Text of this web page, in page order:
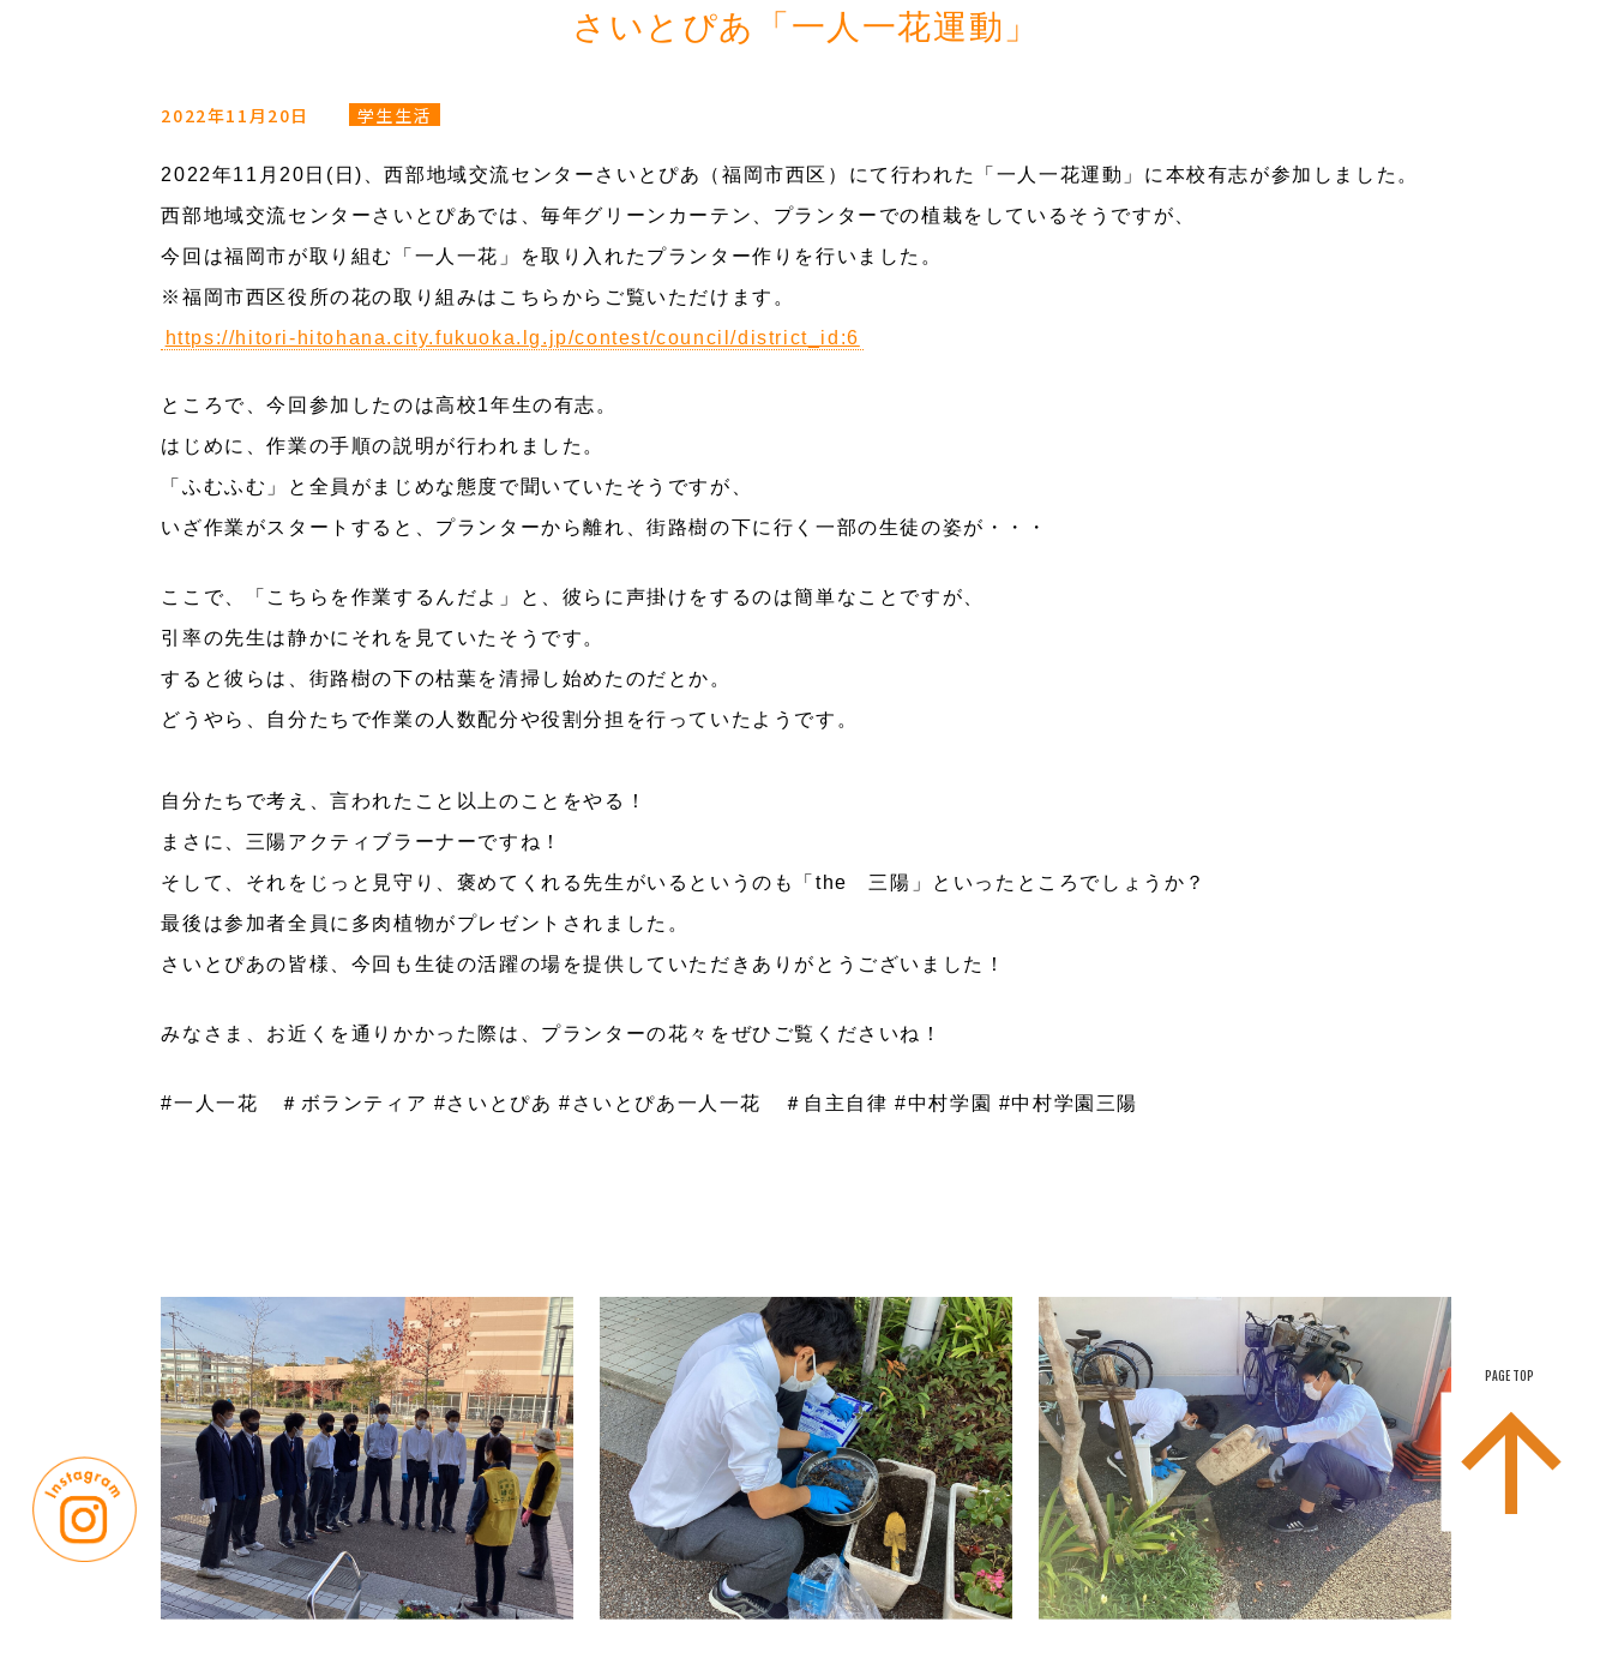
さいとぴあ「一人一花運動」
2022年11月20日 学生生活
2022年11月20日(日)、西部地域交流センターさいとぴあ（福岡市西区）にて行われた「一人一花運動」に本校有志が参加しました。
西部地域交流センターさいとぴあでは、毎年グリーンカーテン、プランターでの植栽をしているそうですが、
今回は福岡市が取り組む「一人一花」を取り入れたプランター作りを行いました。
※福岡市西区役所の花の取り組みはこちらからご覧いただけます。
https://hitori-hitohana.city.fukuoka.lg.jp/contest/council/district_id:6
ところで、今回参加したのは高校1年生の有志。
はじめに、作業の手順の説明が行われました。
「ふむふむ」と全員がまじめな態度で聞いていたそうですが、
いざ作業がスタートすると、プランターから離れ、街路樹の下に行く一部の生徒の姿が・・・
ここで、「こちらを作業するんだよ」と、彼らに声掛けをするのは簡単なことですが、
引率の先生は静かにそれを見ていたそうです。
すると彼らは、街路樹の下の枯葉を清掃し始めたのだとか。
どうやら、自分たちで作業の人数配分や役割分担を行っていたようです。
自分たちで考え、言われたこと以上のことをやる！
まさに、三陽アクティブラーナーですね！
そして、それをじっと見守り、褒めてくれる先生がいるというのも「the 三陽」といったところでしょうか？
最後は参加者全員に多肉植物がプレゼントされました。
さいとぴあの皆様、今回も生徒の活躍の場を提供していただきありがとうございました！
みなさま、お近くを通りかかった際は、プランターの花々をぜひご覧くださいね！
#一人一花 ＃ボランティア #さいとぴあ #さいとぴあ一人一花 ＃自主自律 #中村学園 #中村学園三陽
PAGE TOP